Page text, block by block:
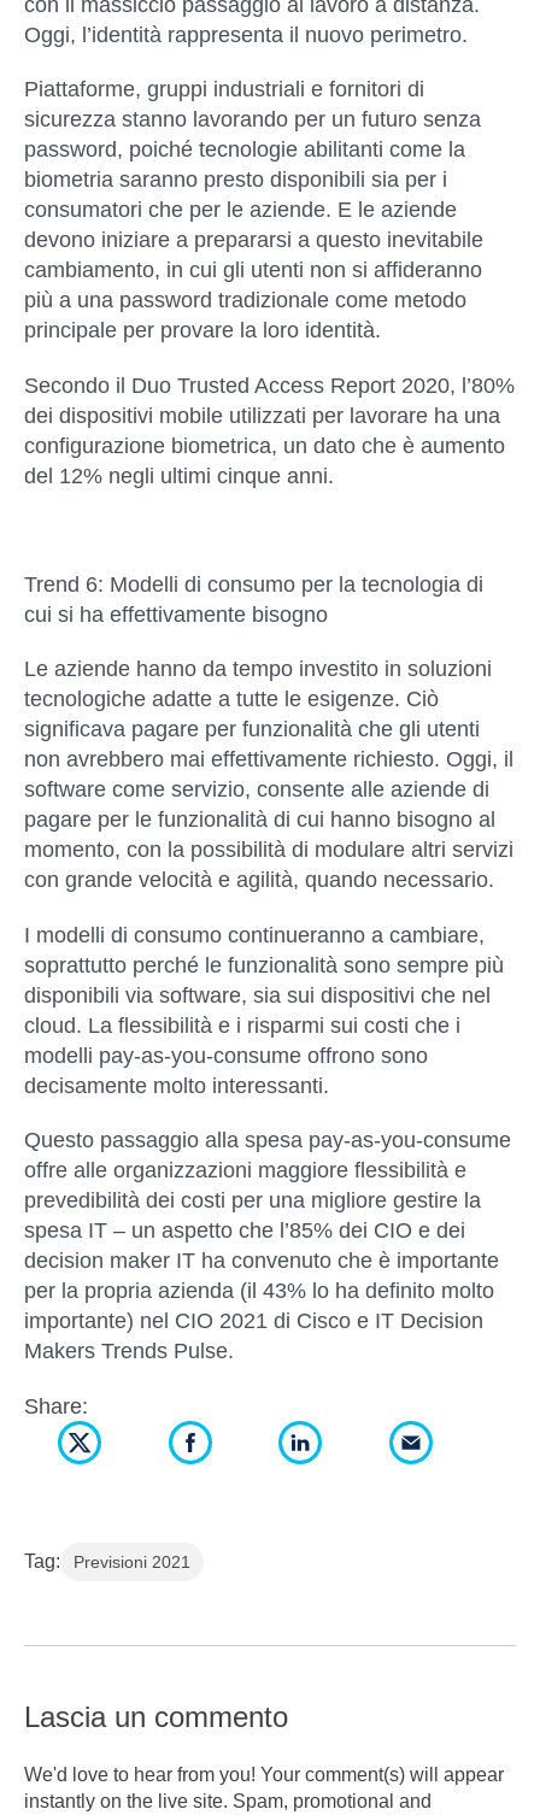
con il massiccio passaggio al lavoro a distanza.
Oggi, l’identità rappresenta il nuovo perimetro.
Piattaforme, gruppi industriali e fornitori di
sicurezza stanno lavorando per un futuro senza
password, poiché tecnologie abilitanti come la
biometria saranno presto disponibili sia per i
consumatori che per le aziende. E le aziende
devono iniziare a prepararsi a questo inevitabile
cambiamento, in cui gli utenti non si affideranno
più a una password tradizionale come metodo
principale per provare la loro identità.
Secondo il Duo Trusted Access Report 2020, l’80%
dei dispositivi mobile utilizzati per lavorare ha una
configurazione biometrica, un dato che è aumento
del 12% negli ultimi cinque anni.
Trend 6: Modelli di consumo per la tecnologia di
cui si ha effettivamente bisogno
Le aziende hanno da tempo investito in soluzioni
tecnologiche adatte a tutte le esigenze. Ciò
significava pagare per funzionalità che gli utenti
non avrebbero mai effettivamente richiesto. Oggi, il
software come servizio, consente alle aziende di
pagare per le funzionalità di cui hanno bisogno al
momento, con la possibilità di modulare altri servizi
con grande velocità e agilità, quando necessario.
I modelli di consumo continueranno a cambiare,
soprattutto perché le funzionalità sono sempre più
disponibili via software, sia sui dispositivi che nel
cloud. La flessibilità e i risparmi sui costi che i
modelli pay-as-you-consume offrono sono
decisamente molto interessanti.
Questo passaggio alla spesa pay-as-you-consume
offre alle organizzazioni maggiore flessibilità e
prevedibilità dei costi per una migliore gestire la
spesa IT – un aspetto che l’85% dei CIO e dei
decision maker IT ha convenuto che è importante
per la propria azienda (il 43% lo ha definito molto
importante) nel CIO 2021 di Cisco e IT Decision
Makers Trends Pulse.
Share:
Tag: Previsioni 2021
Lascia un commento
We'd love to hear from you! Your comment(s) will appear
instantly on the live site. Spam, promotional and